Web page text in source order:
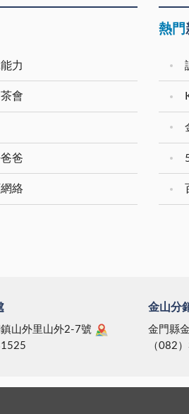
力
會
爸
絡
熱門
山外里山外2-7號
金山分
金門縣
（082